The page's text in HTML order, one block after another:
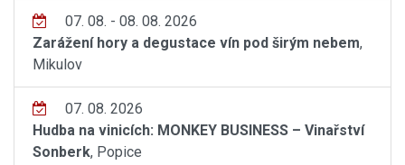
07. 08. - 08. 08. 2026
Zarážení hory a degustace vín pod širým nebem,
Mikulov
07. 08. 2026
Hudba na vinicích: MONKEY BUSINESS – Vinařství
Sonberk, Popice